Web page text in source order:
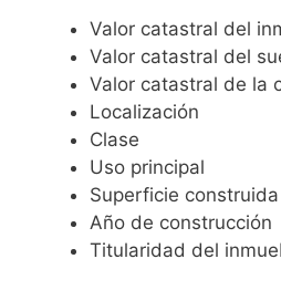
Valor catastral del
Valor catastral del
Valor catastral de la
Localización
Clase
Uso principal
Superficie construida
Año de construcción
Titularidad del